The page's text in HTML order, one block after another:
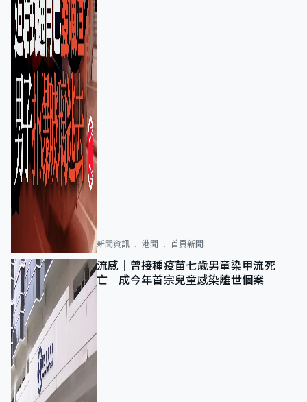
新聞資訊 港聞 首頁新聞
流感｜曾接種疫苗七歲男童染甲流死
亡 成今年首宗兒童感染離世個案